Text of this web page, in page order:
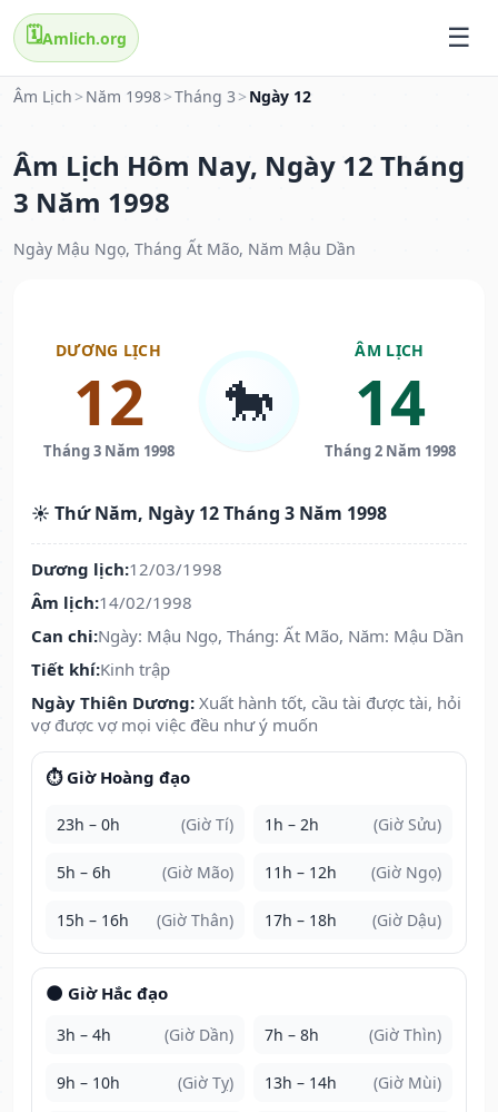
🗓️Amlich.org
Âm Lịch > Năm 1998>Tháng 3 > Ngày 12
Âm Lịch Hôm Nay, Ngày 12 Tháng
3 Năm 1998
Ngày Mậu Ngọ, Tháng Ất Mão, Năm Mậu Dần
DƯƠNG LỊCH
12
Tháng 3 Năm 1998
🐎
ÂM LỊCH
14
Tháng 2 Năm 1998
☀️ Thứ Năm, Ngày 12 Tháng 3 Năm 1998
Dương lịch:12/03/1998
Âm lịch:14/02/1998
Can chi:Ngày: Mậu Ngọ, Tháng: Ất Mão, Năm: Mậu Dần
Tiết khí:Kinh trập
Ngày Thiên Dương: Xuất hành tốt, cầu tài được tài, hỏi
vợ được vợ mọi việc đều như ý muốn
⏱️ Giờ Hoàng đạo
23h – 0h (Giờ Tí) 1h – 2h (Giờ Sửu)
5h – 6h (Giờ Mão) 11h – 12h (Giờ Ngọ)
15h – 16h (Giờ Thân) 17h – 18h (Giờ Dậu)
🌑 Giờ Hắc đạo
3h – 4h (Giờ Dần) 7h – 8h (Giờ Thìn)
9h – 10h (Giờ Tỵ) 13h – 14h (Giờ Mùi)